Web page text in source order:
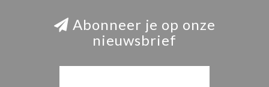
Abonneer je op onze
nieuwsbrief